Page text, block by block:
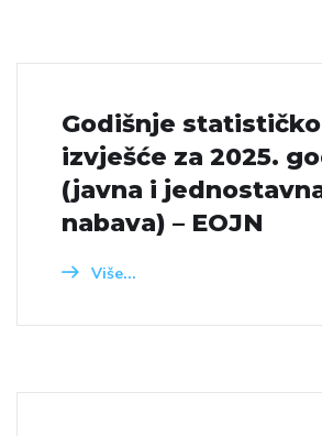
Godišnje statističko
izvješće za 2025.
(javna i
nabava) – EOJN
Više...